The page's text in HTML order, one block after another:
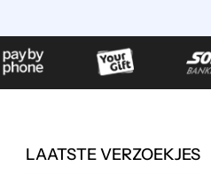
LAATSTE VERZOEKJES